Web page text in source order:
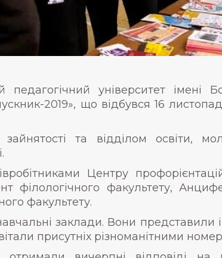
університет імені
2019», що відбувся 16
та відділом освіти,
Центру
філологічного факультету,
факультету.
заклади. Вони представили
присутніх різноманітними